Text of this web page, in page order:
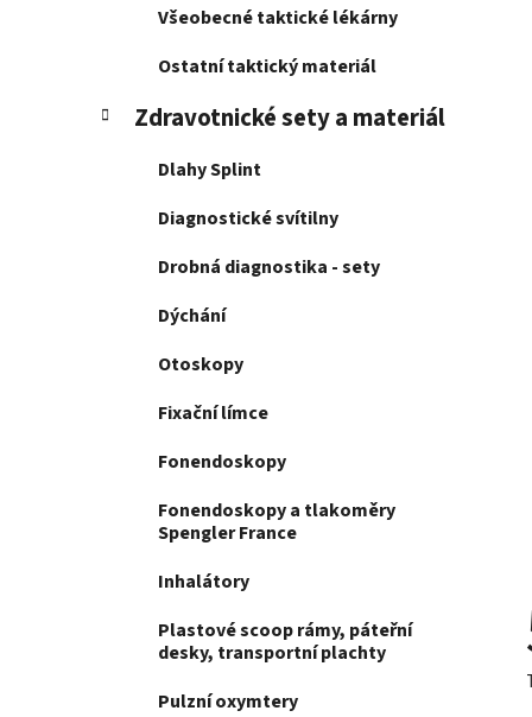
a
Všeobecné taktické lékárny
Ostatní taktický materiál
Zdravotnické sety a materiál
Dlahy Splint
Diagnostické svítilny
Drobná diagnostika - sety
Dýchání
Otoskopy
Fixační límce
Fonendoskopy
Fonendoskopy a tlakoměry
Spengler France
Inhalátory
Plastové scoop rámy, páteřní
desky, transportní plachty
Pulzní oxymtery